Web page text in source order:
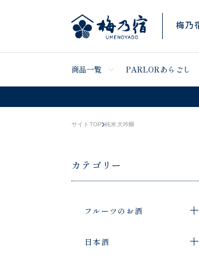
商品一覧 PARLORあらごし
サイトTOP 純米大吟醸
カテゴリー
フルーツのお酒
日本酒